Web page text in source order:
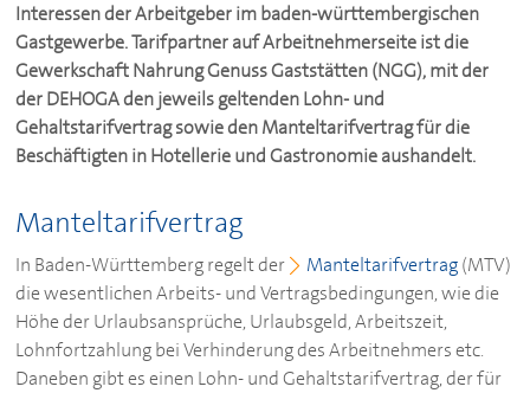
Interessen der Arbeitgeber im baden-württembergischen
Gastgewerbe. Tarifpartner auf Arbeitnehmerseite ist die
Gewerkschaft Nahrung Genuss Gaststätten (NGG), mit der
derDEHOGAden jeweils geltenden Lohn- und
Gehaltstarifvertrag sowie den Manteltarifvertrag für die
Beschäftigten in Hotellerie und Gastronomie aushandelt.
Manteltarifvertrag
In Baden-Württemberg regelt der Manteltarifvertrag(MTV)
die wesentlichen Arbeits- und Vertragsbedingungen, wie die
Höhe der Urlaubsansprüche, Urlaubsgeld, Arbeitszeit,
Lohnfortzahlung bei Verhinderung des Arbeitnehmers etc.
Daneben gibt es einen Lohn- und Gehaltstarifvertrag, der für